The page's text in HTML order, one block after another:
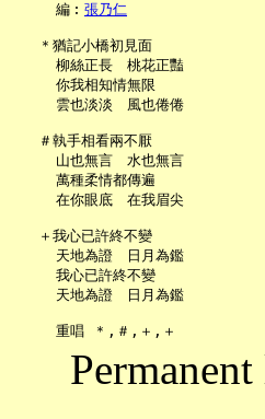
     編︰
張乃仁
   ＊猶記小橋初見面
     柳絲正長　桃花正豔
     你我相知情無限
     雲也淡淡　風也倦倦
   ＃執手相看兩不厭
     山也無言　水也無言
     萬種柔情都傳遍
     在你眼底　在我眉尖
   ＋我心已許終不變
     天地為證　日月為鑑
     我心已許終不變
     天地為證　日月為鑑